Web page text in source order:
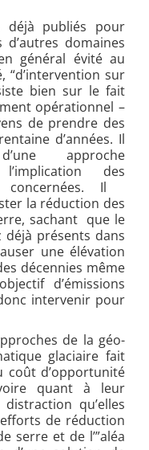
déjà publiés pour
domaines
général évité au
sur
bien sur le fait
opérationnel –
de prendre des
d’années. Il
approche
des
concernées. Il
la réduction des
sachant que le
présents dans
une élévation
décennies même
d’émissions
intervenir pour
de la géo-
glaciaire fait
coût d’opportunité
quant à leur
qu’elles
de réduction
serre et de l’”aléa